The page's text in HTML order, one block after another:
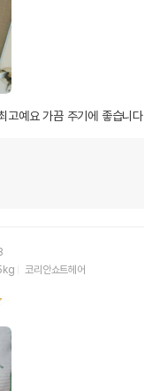
고예요 가끔 주기에 좋습니다
코리안쇼트헤어